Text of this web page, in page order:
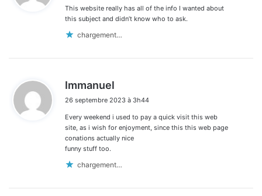
This website really has all of the info I wanted about
this subject and didn’t know who to ask.
chargement…
Immanuel
t
:
26 septembre 2023 à 3h44
Every weekend i used to pay a quick visit this web
site, as i wish for enjoyment, since this this web page
conations actually nice
funny stuff too.
chargement…